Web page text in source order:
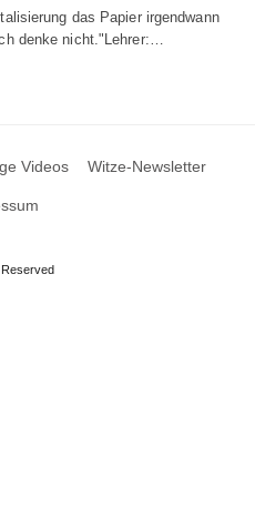
das Papier irgendwann
denke nicht."Lehrer:…
Videos Witze-Newsletter